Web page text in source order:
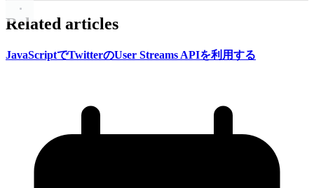
Related articles
JavaScriptでTwitterのUser Streams APIを利用する